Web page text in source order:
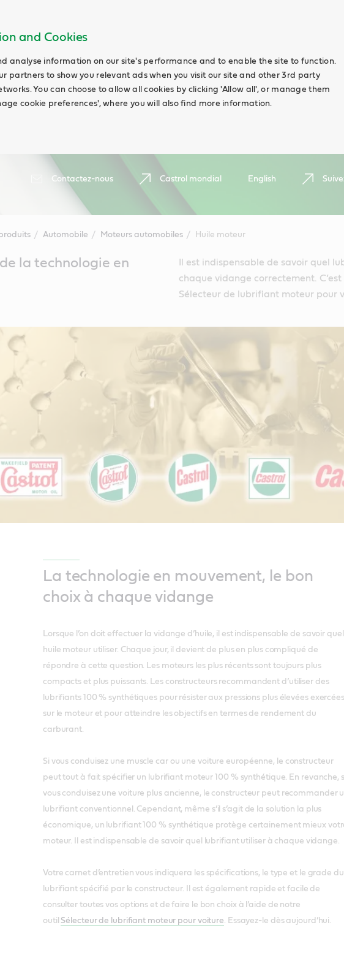
and Cookies
analyse information on our site's performance and to enable the site to function.
partners to show you relevant ads when you visit our site and other 3rd party
You can choose to allow all cookies by clicking 'Allow all', or manage them
cookie preferences', where you will also find more information.
Contactez-nous Castrol mondial English
Automobile Moteurs automobiles Huile moteur
la technologie en
Il est indispensable de savoir quel
chaque vidange correctement.
Sélecteur de lubrifiant moteur pour
La technologie en mouvement, le bon
choix à chaque vidange
Lorsque l’on doit effectuer la vidange d’huile, il est indispensable de savoir
huile moteur utiliser. Chaque jour, il devient de plus en plus compliqué de
répondre à cette question. Les moteurs les plus récents sont toujours plus
compacts et plus puissants. Les constructeurs recommandent d’utiliser des
lubrifiants 100 % synthétiques pour résister aux pressions plus élevées exercées
sur le moteur et pour atteindre les objectifs en termes de rendement du
carburant.
Si vous conduisez une muscle car ou une voiture européenne, le constructeur
peut tout à fait spécifier un lubrifiant moteur 100 % synthétique. En revanche,
vous conduisez une voiture plus ancienne, le constructeur peut recommander
lubrifiant conventionnel. Cependant, même s’il s’agit de la solution la plus
économique, un lubrifiant 100 % synthétique protège certainement mieux
moteur. Il est indispensable de savoir quel lubrifiant utiliser à chaque vidange.
Votre carnet d’entretien vous indiquera les spécifications, le type et le grade du
lubrifiant spécifié par le constructeur. Il est également rapide et facile de
consulter toutes vos options et de faire le bon choix à l’aide de notre
outil Sélecteur de lubrifiant moteur pour voiture . Essayez-le dès aujourd’hui.